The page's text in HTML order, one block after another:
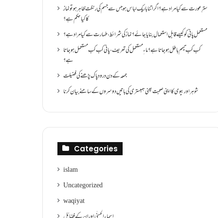
سترِ عورت سے کیا مراد ہے؟اگر اتنا باریک لباس ہو جس سے جسم کی رنگت ظاہر ہو تو نماز
کا کیا حکم ہے؟
مستعمل پانی کو کیسے قابلِ استعمال بنایا جائے؟ نماز کی شرائط ،طہارت سے کیا مراد ہے؟
کب کب تیمم باطل ہو جاتا ہے؟ ماءِ مستعمل کی تعریف ،پانی کب کب مستعمل ہو جاتا
ہے؟
جمعہ کے دن درود پاک پڑھنے کی فضیلت
شوہر اور بیوی کا اپنی صحبت یعنی ہمبستری کی باتیں دوسروں کے سامنے بیان کرنا
Categories
islam
Uncategorized
waqiyat